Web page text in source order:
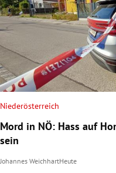
Niederösterreich
Mord in NÖ: Hass auf
sein
Johannes WeichhartHeute